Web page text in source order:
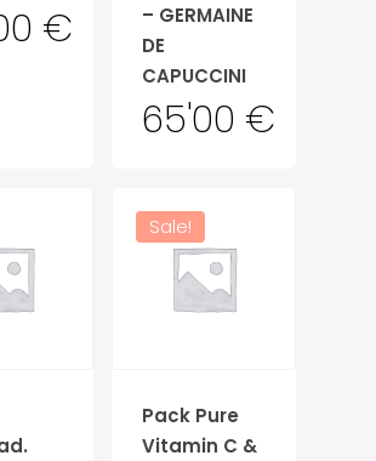
€
– GERMAINE
DE
CAPUCCINI
65'00 €
Sale!
Pack Pure
Vitamin C &